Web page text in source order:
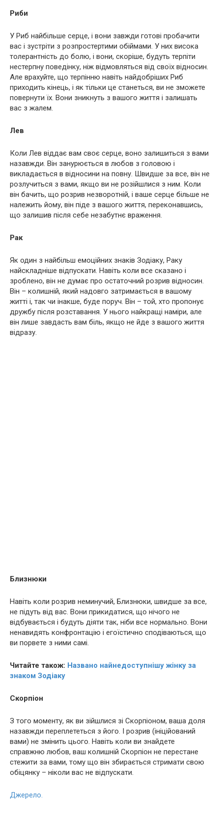
Риби
У Риб найбільше серце, і вони завжди готові пробачити
вас і зустріти з розпростертими обіймами. У них висока
толерантність до болю, і вони, скоріше, будуть терпіти
нестерпну поведінку, ніж відмовляться від своїх відносин.
Але врахуйте, що терпінню навіть найдобріших Риб
приходить кінець, і як тільки це станеться, ви не зможете
повернути їх. Вони зникнуть з вашого життя і залишать
вас з жалем.
Лев
Коли Лев віддає вам своє серце, воно залишиться з вами
назавжди. Він занурюється в любов з головою і
викладається в відносини на повну. Швидше за все, він не
розлучиться з вами, якщо ви не розійшлися з ним. Коли
він бачить, що розрив незворотній, і ваше серце більше не
належить йому, він піде з вашого життя, переконавшись,
що залишив після себе незабутнє враження.
Рак
Як один з найбільш емоційних знаків Зодіаку, Раку
найскладніше відпускати. Навіть коли все сказано і
зроблено, він не думає про остаточний розрив відносин.
Він – колишній, який надовго затримається в вашому
житті і, так чи інакше, буде поруч. Він – той, хто пропонує
дружбу після розставання. У нього найкращі наміри, але
він лише завдасть вам біль, якщо не йде з вашого життя
відразу.
Близнюки
Навіть коли розрив неминучий, Близнюки, швидше за все,
не підуть від вас. Вони прикидатися, що нічого не
відбувається і будуть діяти так, ніби все нормально. Вони
ненавидять конфронтацію і егоїстично сподіваються, що
ви порвете з ними самі.
Читайте також: Названо найнедоступнішу жінку за
знаком Зодіаку
Скорпіон
З того моменту, як ви зійшлися зі Скорпіоном, ваша доля
назавжди переплететься з його. І розрив (ініційований
вами) не змінить цього. Навіть коли ви знайдете
справжню любов, ваш колишній Скорпіон не перестане
стежити за вами, тому що він збирається стримати свою
обіцянку – ніколи вас не відпускати.
Джерело.